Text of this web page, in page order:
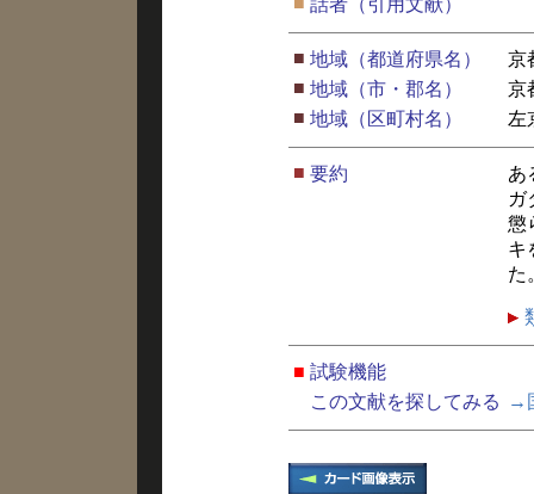
話者（引用文献）
■ 地域（都道府県名）
京
■ 地域（市・郡名）
京
■ 地域（区町村名） 左
■ 要約
あ
ガ
懲
キ
た
■ 試験機能
この文献を探してみる
→